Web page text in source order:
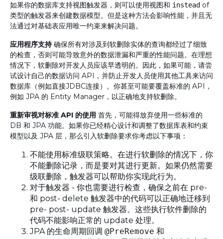
如果你的数据库支持视图触发器，则可以使用视图和 instead of
类型的触发器来创建数据模型。但是这种方法会影响性能，并且无
法通过对基础表应用唯一约束来解决问题。
应用程序支持确保所有对涉及到软删除实体的查询都经过了细致
的检查，否则可能导致意外的数据泄漏和严重的性能问题。在理想
情况下，软删除对开发人员应该早透明的。因此，如果可能，请尝
试设计自己的数据访问 API，并防止开发人员使用其他工具来访问
数据库（例如直接JDBC连接）。你甚至可能要覆盖标准的 API，
例如 JPA 的 Entity Manager，以正确地支持软删除。
重新审视对标准 API 的使用 首先，可能得放弃使用一些标准的
DB 和 JPA 功能。如果你已经精心设计和调整了数据库表和约束
模型以及 JPA 层，那么引入软删除要求你考虑以下事项：
不能使用标准级联策略。在进行软删除的情况下，你
不能删除记录，而是要对其进行更新。如果仍然需要
级联删除，触发器可以帮助你实现此行为。
对于触发器 - 你也需要进行检查，确保之前在 pre-
和 post- delete 触发器中的代码可以正确地迁移到
pre- post- update 触发器。这些执行软件删除的
代码不能影响正常的 update 处理。
JPA 的生命周期回调 @PreRemove 和